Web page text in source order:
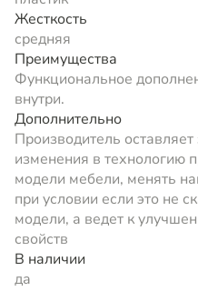
Жесткость
средняя
Преимущества
Функциональное
внутри.
Дополнительно
Производитель
изменения в технологию
модели мебели, менять
при условии если это не
модели, а ведет к
свойств
В наличии
да